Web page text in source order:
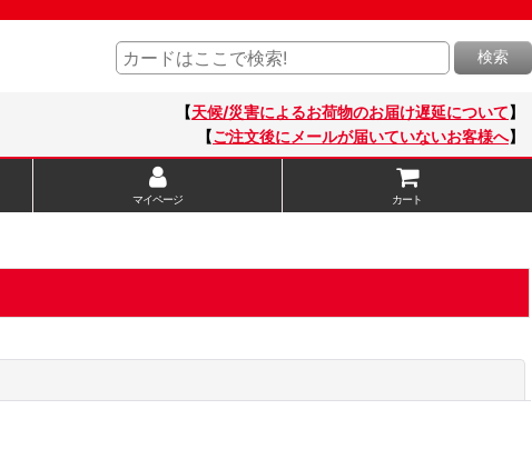
検索
【天候/災害によるお荷物のお届け遅延について】
【ご注文後にメールが届いていないお客様へ】
マイページ カート